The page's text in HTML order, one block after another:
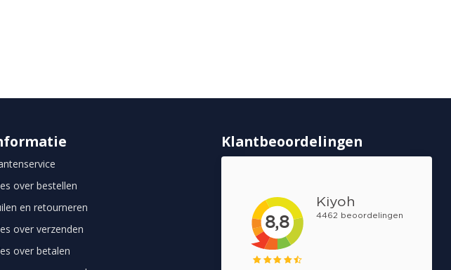
over bestellen
en retourneren
over verzenden
over betalen
Klantbeoordelingen